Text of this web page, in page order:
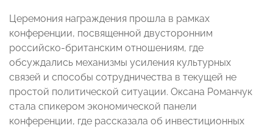
Церемония награждения прошла в рамках
конференции, посвященной двусторонним
российско-британским отношениям, где
обсуждались механизмы усиления культурных
связей и способы сотрудничества в текущей не
простой политической ситуации. Оксана Романчук
стала спикером экономической панели
конференции, где рассказала об инвестиционных